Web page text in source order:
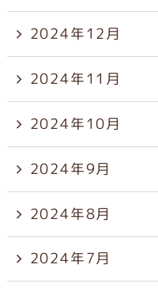
2024年12月
2024年11月
2024年10月
2024年9月
2024年8月
2024年7月